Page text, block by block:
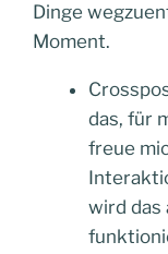
Dinge
Moment.
das, für
freue
wird das